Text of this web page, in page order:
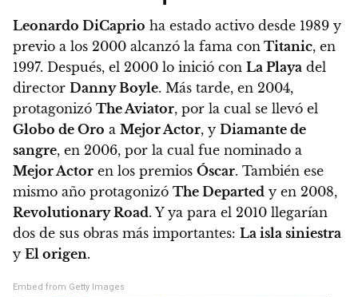
Leonardo DiCaprio ha estado activo desde 1989 y
previo a los 2000 alcanzó la fama con Titanic, en
1997. Después, el 2000 lo inició con La Playa del
director Danny Boyle. Más tarde, en 2004,
protagonizó The Aviator, por la cual se llevó el
Globo de Oro a Mejor Actor, y Diamante de
sangre, en 2006, por la cual fue nominado a
Mejor Actor en los premios Óscar. También ese
mismo año protagonizó The Departed y en 2008,
Revolutionary Road. Y ya para el 2010 llegarían
dos de sus obras más importantes: La isla siniestra
y El origen.
Embed from Getty Images